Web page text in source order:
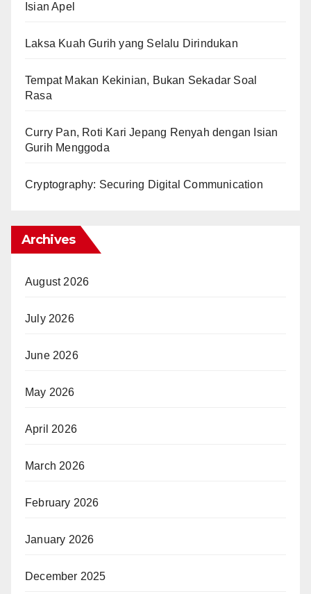
Isian Apel
Laksa Kuah Gurih yang Selalu Dirindukan
Tempat Makan Kekinian, Bukan Sekadar Soal
Rasa
Curry Pan, Roti Kari Jepang Renyah dengan Isian
Gurih Menggoda
Cryptography: Securing Digital Communication
Archives
August 2026
July 2026
June 2026
May 2026
April 2026
March 2026
February 2026
January 2026
December 2025